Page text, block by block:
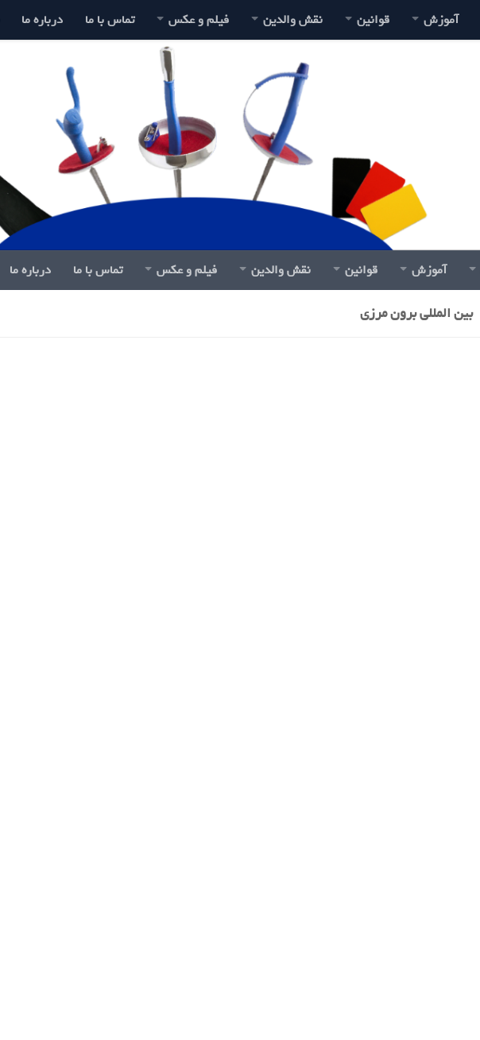
آموزش قوانین نقش والدین فیلم و عکس تماس با ما درباره ما
آموزش قوانین نقش والدین فیلم و عکس تماس با ما درباره ما
بین المللی برون مرزی